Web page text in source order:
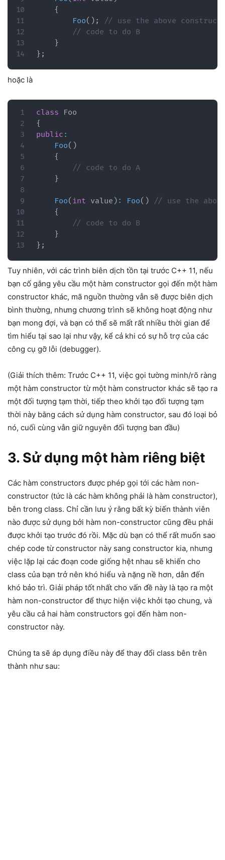
{
Foo( ) ;
// use the above
// code to do B
}
} ;
hoặc là
class
Foo
{
public :
Foo( )
{
// code to do A
}
Foo( int value ) : Foo( )
// use the
{
// code to do B
}
} ;
Tuy nhiên, với các trình biên dịch tồn tại trước C++ 11, nếu
bạn cố gắng yêu cầu một hàm constructor gọi đến một hàm
constructor khác, mã nguồn thường vẫn sẽ được biên dịch
bình thường, nhưng chương trình sẽ không hoạt động như
bạn mong đợi, và bạn có thể sẽ mất rất nhiều thời gian để
tìm hiểu tại sao lại như vậy, kể cả khi có sự hỗ trợ của các
công cụ gỡ lỗi (debugger).
(Giải thích thêm: Trước C++ 11, việc gọi tường minh/rõ ràng
một hàm constructor từ một hàm constructor khác sẽ tạo ra
một đối tượng tạm thời, tiếp theo khởi tạo đối tượng tạm
thời này bằng cách sử dụng hàm constructor, sau đó loại bỏ
nó, cuối cùng vẫn giữ nguyên đối tượng ban đầu)
3. Sử dụng một hàm riêng biệt
Các hàm constructors được phép gọi tới các hàm non-
constructor (tức là các hàm không phải là hàm constructor),
bên trong class. Chỉ cần lưu ý rằng bất kỳ biến thành viên
nào được sử dụng bởi hàm non-constructor cũng đều phải
được khởi tạo trước đó rồi. Mặc dù bạn có thể rất muốn sao
chép code từ constructor này sang constructor kia, nhưng
việc lặp lại các đoạn code giống hệt nhau sẽ khiến cho
class của bạn trở nên khó hiểu và nặng nề hơn, dẫn đến
khó bảo trì. Giải pháp tốt nhất cho vấn đề này là tạo ra một
hàm non-constructor để thực hiện việc khởi tạo chung, và
yêu cầu cả hai hàm constructors gọi đến hàm non-
constructor này.
Chúng ta sẽ áp dụng điều này để thay đổi class bên trên
thành như sau: